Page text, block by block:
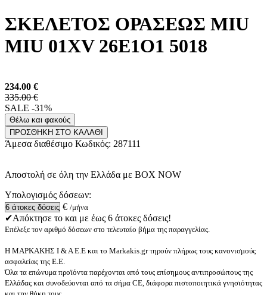
ΣΚΕΛΕΤΟΣ ΟΡΑΣΕΩΣ MIU
MIU 01XV 26E1O1 5018
234.00 €
335.00 €
SALE -31%
Θέλω και φακούς
ΠΡΟΣΘΗΚΗ ΣΤΟ ΚΑΛΑΘΙ
Άμεσα διαθέσιμο Κωδικός: 287111
Αποστολή σε όλη την Ελλάδα με BOX NOW
Υπολογισμός δόσεων:
€ /μήνα
✔Απόκτησε το και με έως 6 άτοκες δόσεις!
Επέλεξε τον αριθμό δόσεων στο τελευταίο βήμα της παραγγελίας.
Η ΜΑΡΚΑΚΗΣ Ι & Α Ε.Ε και το Markakis.gr τηρούν πλήρως τους κανονισμούς
ασφαλείας της Ε.Ε.
Όλα τα επώνυμα προϊόντα παρέχονται από τους επίσημους αντιπροσώπους της
Ελλάδας και συνοδεύονται από τα σήμα CE, διάφορα πιστοποιητικά γνησιότητας